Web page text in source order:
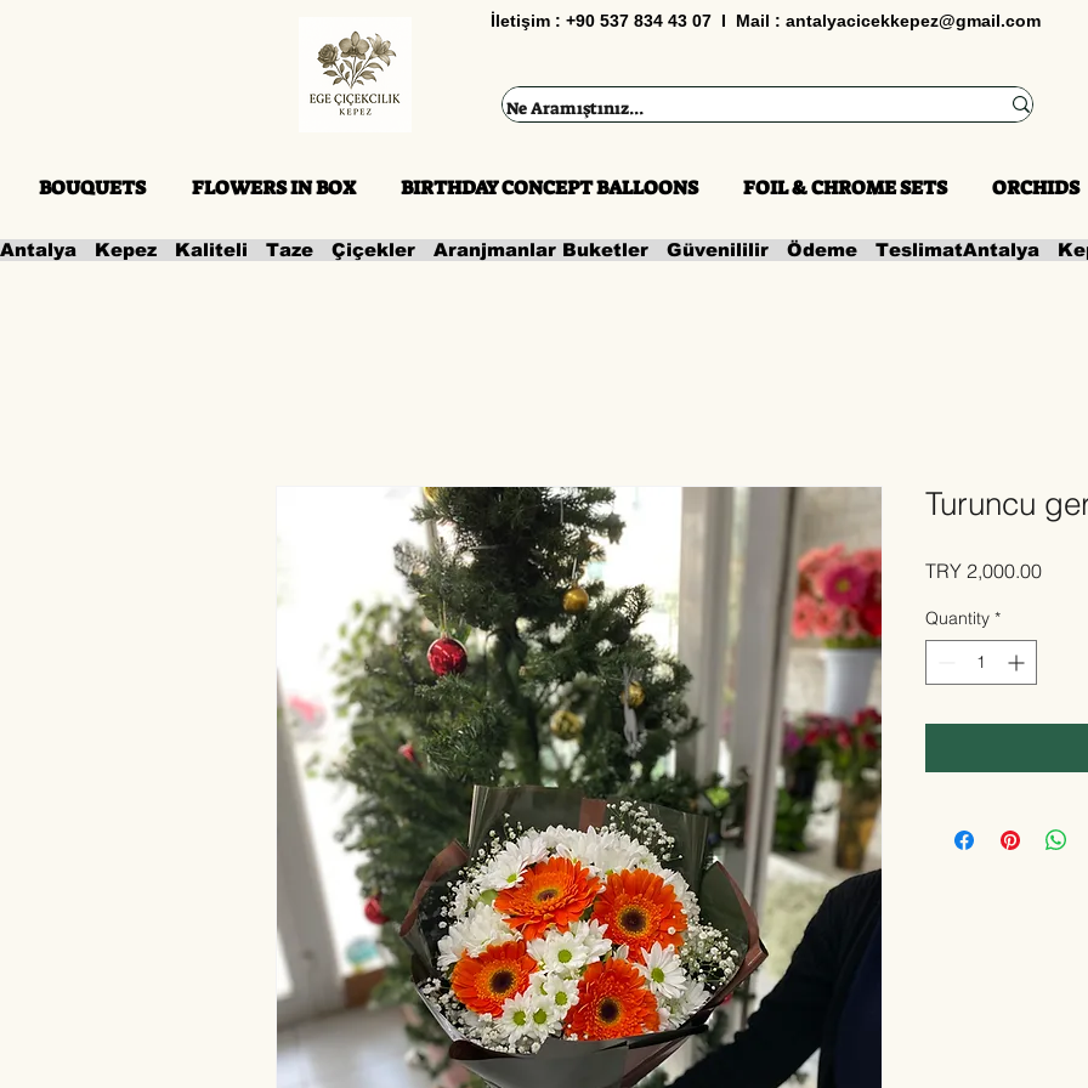
İletişim : +90 537 834 43 07 I Mail : antalyacicekkepez@gmail.com
BOUQUETS FLOWERS IN BOX BIRTHDAY CONCEPT BALLOONS FOIL & CHROME SETS ORCHIDS
Antalya   Kepez   Kaliteli   Taze   Çiçekler   Aranjmanlar Buketler   Güvenililir   Ödeme   Teslimat
Turuncu
TRY 2,000.00Price
Quantity *